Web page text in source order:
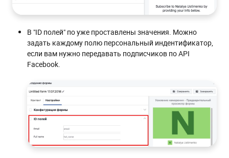
В "ID полей" по уже проставлены значения. Можно
задать каждому полю персональный индентификатор,
если вам нужно передавать подписчиков по API
Facebook.